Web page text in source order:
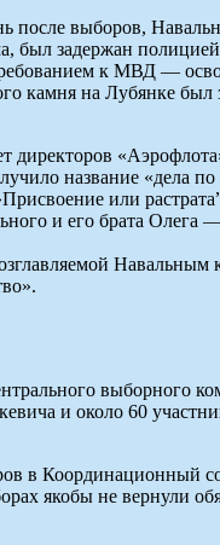
после выборов,
был задержан
к МВД —
камня на Лубянке был
название «дела
или
и его брата Олега
Навальным
выборного
и около 60
в Координационный
якобы не вернули